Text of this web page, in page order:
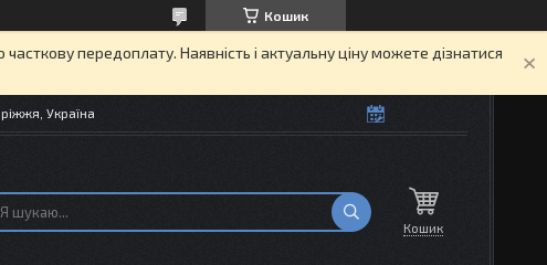
Кошик
передоплату. Наявність і актуальну ціну можете дізнатися
Україна
Кошик